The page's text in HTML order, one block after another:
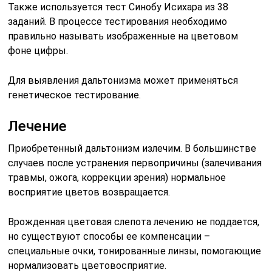
Также используется тест Синобу Исихара из 38
заданий. В процессе тестирования необходимо
правильно называть изображенные на цветовом
фоне цифры.
Для выявления дальтонизма может применяться
генетическое тестирование.
Лечение
Приобретенный дальтонизм излечим. В большинстве
случаев после устранения первопричины (залечивания
травмы, ожога, коррекции зрения) нормальное
восприятие цветов возвращается.
Врожденная цветовая слепота лечению не поддается,
но существуют способы ее компенсации –
специальные очки, тонированные линзы, помогающие
нормализовать цветовосприятие.